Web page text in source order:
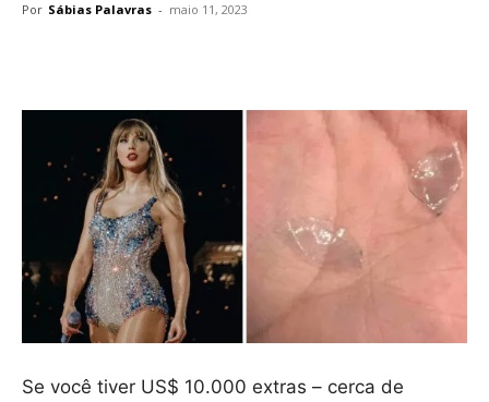
Por Sábias Palavras - maio 11, 2023
Se você tiver US$ 10.000 extras – cerca de